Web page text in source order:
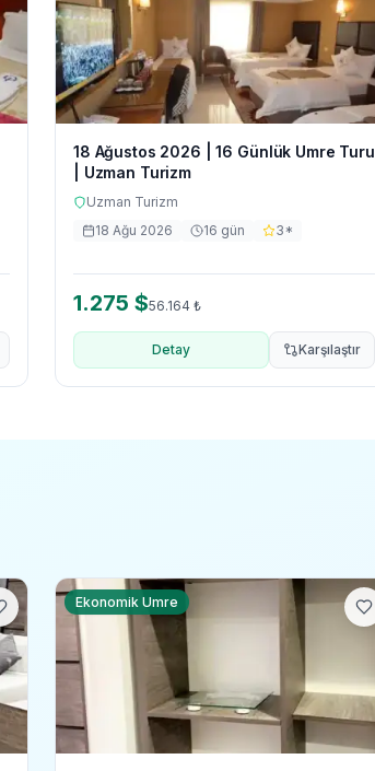
18 Ağustos 2026 | 16 Günlük Umre Turu
| Uzman Turizm
Uzman Turizm
18 Ağu 2026
16 gün 3*
1.275 $56.164 ₺
Detay Karşılaştır
Ekonomik Umre